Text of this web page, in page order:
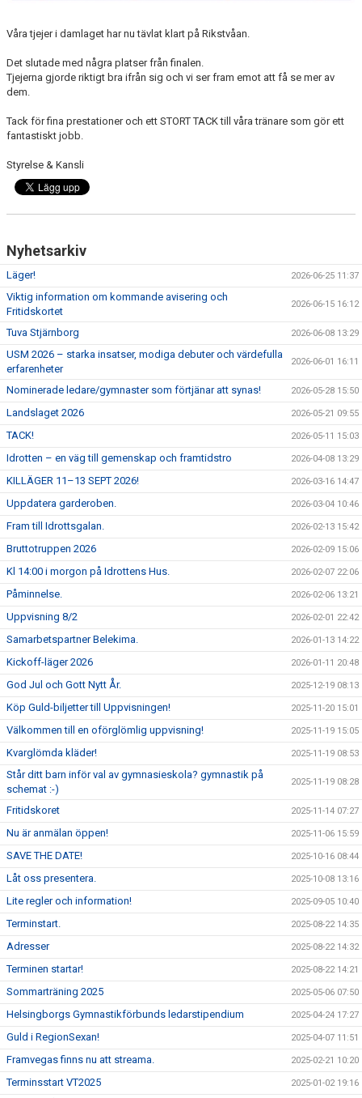
Våra tjejer i damlaget har nu tävlat klart på Rikstvåan.
Det slutade med några platser från finalen.
Tjejerna gjorde riktigt bra ifrån sig och vi ser fram emot att få se mer av
dem.
Tack för fina prestationer och ett STORT TACK till våra tränare som gör ett
fantastiskt jobb.
Styrelse & Kansli
Nyhetsarkiv
Läger! 2026-06-25 11:37
Viktig information om kommande avisering och
Fritidskortet
2026-06-15 16:12
Tuva Stjärnborg 2026-06-08 13:29
USM 2026 – starka insatser, modiga debuter och värdefulla
erfarenheter
2026-06-01 16:11
Nominerade ledare/gymnaster som förtjänar att synas! 2026-05-28 15:50
Landslaget 2026 2026-05-21 09:55
TACK! 2026-05-11 15:03
Idrotten – en väg till gemenskap och framtidstro 2026-04-08 13:29
KILLÄGER 11–13 SEPT 2026! 2026-03-16 14:47
Uppdatera garderoben. 2026-03-04 10:46
Fram till Idrottsgalan. 2026-02-13 15:42
Bruttotruppen 2026 2026-02-09 15:06
Kl 14:00 i morgon på Idrottens Hus. 2026-02-07 22:06
Påminnelse. 2026-02-06 13:21
Uppvisning 8/2 2026-02-01 22:42
Samarbetspartner Belekima. 2026-01-13 14:22
Kickoff-läger 2026 2026-01-11 20:48
God Jul och Gott Nytt År. 2025-12-19 08:13
Köp Guld-biljetter till Uppvisningen! 2025-11-20 15:01
Välkommen till en oförglömlig uppvisning! 2025-11-19 15:05
Kvarglömda kläder! 2025-11-19 08:53
Står ditt barn inför val av gymnasieskola? gymnastik på
schemat :-)
2025-11-19 08:28
Fritidskoret 2025-11-14 07:27
Nu är anmälan öppen! 2025-11-06 15:59
SAVE THE DATE! 2025-10-16 08:44
Låt oss presentera. 2025-10-08 13:16
Lite regler och information! 2025-09-05 10:40
Terminstart. 2025-08-22 14:35
Adresser 2025-08-22 14:32
Terminen startar! 2025-08-22 14:21
Sommarträning 2025 2025-05-06 07:50
Helsingborgs Gymnastikförbunds ledarstipendium 2025-04-24 17:27
Guld i RegionSexan! 2025-04-07 11:51
Framvegas finns nu att streama. 2025-02-21 10:20
Terminsstart VT2025 2025-01-02 19:16